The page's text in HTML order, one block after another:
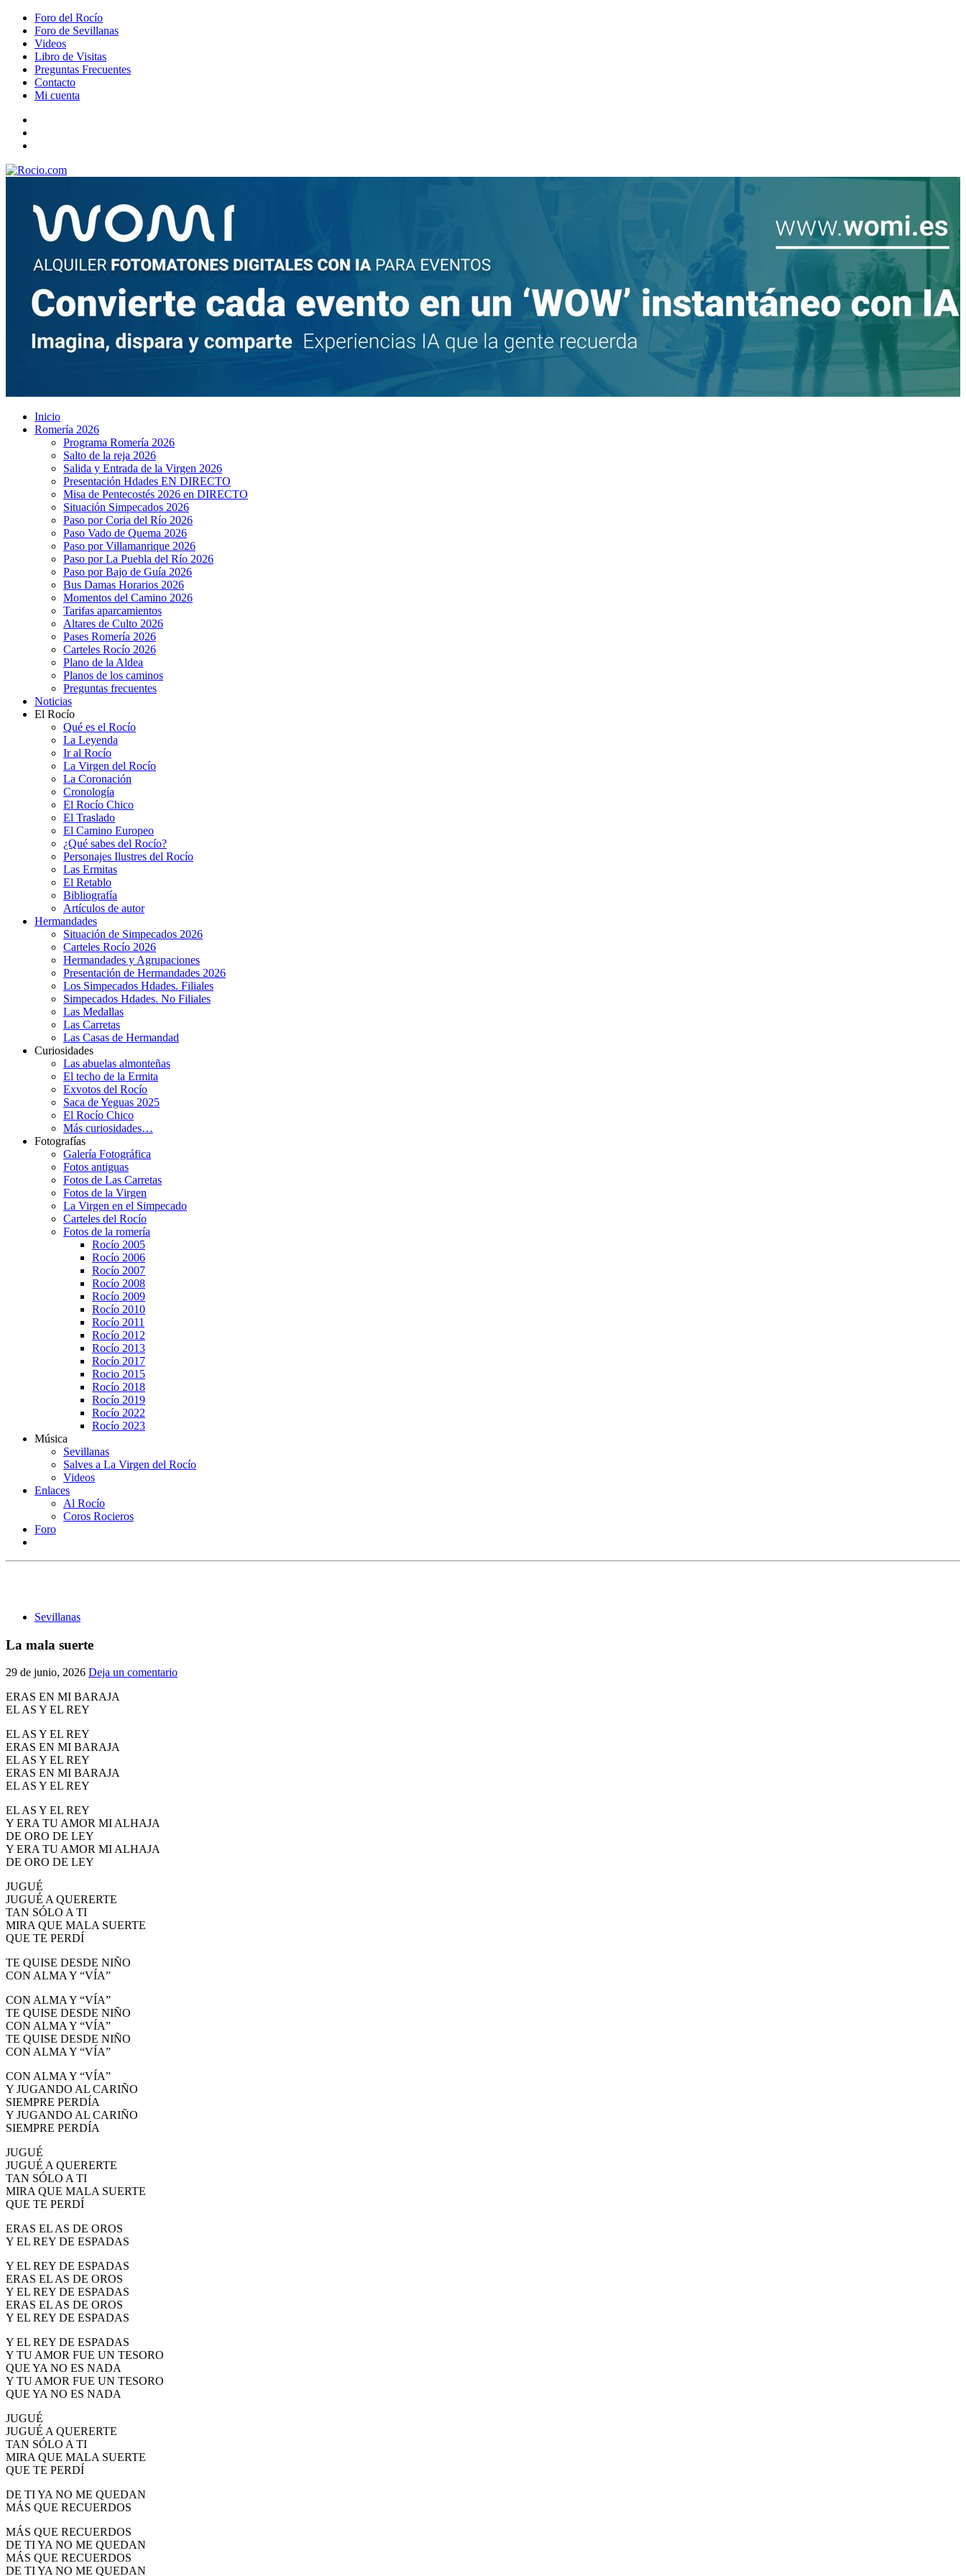
Foro del Rocío
Foro de Sevillanas
Videos
Libro de Visitas
Preguntas Frecuentes
Contacto
Mi cuenta
Inicio
Romería 2026
Programa Romería 2026
Salto de la reja 2026
Salida y Entrada de la Virgen 2026
Presentación Hdades EN DIRECTO
Misa de Pentecostés 2026 en DIRECTO
Situación Simpecados 2026
Paso por Coria del Río 2026
Paso Vado de Quema 2026
Paso por Villamanrique 2026
Paso por La Puebla del Río 2026
Paso por Bajo de Guía 2026
Bus Damas Horarios 2026
Momentos del Camino 2026
Tarifas aparcamientos
Altares de Culto 2026
Pases Romería 2026
Carteles Rocío 2026
Plano de la Aldea
Planos de los caminos
Preguntas frecuentes
Noticias
El Rocío
Qué es el Rocío
La Leyenda
Ir al Rocío
La Virgen del Rocío
La Coronación
Cronología
El Rocío Chico
El Traslado
El Camino Europeo
¿Qué sabes del Rocío?
Personajes Ilustres del Rocío
Las Ermitas
El Retablo
Bibliografía
Artículos de autor
Hermandades
Situación de Simpecados 2026
Carteles Rocío 2026
Hermandades y Agrupaciones
Presentación de Hermandades 2026
Los Simpecados Hdades. Filiales
Simpecados Hdades. No Filiales
Las Medallas
Las Carretas
Las Casas de Hermandad
Curiosidades
Las abuelas almonteñas
El techo de la Ermita
Exvotos del Rocío
Saca de Yeguas 2025
El Rocío Chico
Más curiosidades…
Fotografías
Galería Fotográfica
Fotos antiguas
Fotos de Las Carretas
Fotos de la Virgen
La Virgen en el Simpecado
Carteles del Rocío
Fotos de la romería
Rocío 2005
Rocío 2006
Rocío 2007
Rocío 2008
Rocío 2009
Rocío 2010
Rocío 2011
Rocío 2012
Rocío 2013
Rocío 2017
Rocio 2015
Rocío 2018
Rocío 2019
Rocío 2022
Rocío 2023
Música
Sevillanas
Salves a La Virgen del Rocío
Videos
Enlaces
Al Rocío
Coros Rocieros
Foro
Sevillanas
La mala suerte
29 de junio, 2026 Deja un comentario
ERAS EN MI BARAJA
EL AS Y EL REY
EL AS Y EL REY
ERAS EN MI BARAJA
EL AS Y EL REY
ERAS EN MI BARAJA
EL AS Y EL REY
EL AS Y EL REY
Y ERA TU AMOR MI ALHAJA
DE ORO DE LEY
Y ERA TU AMOR MI ALHAJA
DE ORO DE LEY
JUGUÉ
JUGUÉ A QUERERTE
TAN SÓLO A TI
MIRA QUE MALA SUERTE
QUE TE PERDÍ
TE QUISE DESDE NIÑO
CON ALMA Y “VÍA”
CON ALMA Y “VÍA”
TE QUISE DESDE NIÑO
CON ALMA Y “VÍA”
TE QUISE DESDE NIÑO
CON ALMA Y “VÍA”
CON ALMA Y “VÍA”
Y JUGANDO AL CARIÑO
SIEMPRE PERDÍA
Y JUGANDO AL CARIÑO
SIEMPRE PERDÍA
JUGUÉ
JUGUÉ A QUERERTE
TAN SÓLO A TI
MIRA QUE MALA SUERTE
QUE TE PERDÍ
ERAS EL AS DE OROS
Y EL REY DE ESPADAS
Y EL REY DE ESPADAS
ERAS EL AS DE OROS
Y EL REY DE ESPADAS
ERAS EL AS DE OROS
Y EL REY DE ESPADAS
Y EL REY DE ESPADAS
Y TU AMOR FUE UN TESORO
QUE YA NO ES NADA
Y TU AMOR FUE UN TESORO
QUE YA NO ES NADA
JUGUÉ
JUGUÉ A QUERERTE
TAN SÓLO A TI
MIRA QUE MALA SUERTE
QUE TE PERDÍ
DE TI YA NO ME QUEDAN
MÁS QUE RECUERDOS
MÁS QUE RECUERDOS
DE TI YA NO ME QUEDAN
MÁS QUE RECUERDOS
DE TI YA NO ME QUEDAN